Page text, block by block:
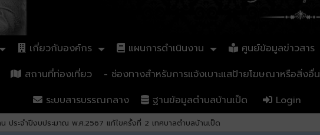
เกี่ยวกับองค์กร แผนการดำเนินงาน ศูนย์ข้อมูลข่าวสาร
สถานที่ท่องเที่ยว
- ช่องทางสำหรับการแจ้งเบาะแสป้ายโฆษณาหรือสิ่ง
ระบบสารบรรณกลาง
ฐานข้อมูลตำบลบ้านเป็ด Login
น ประจำปีงบประมาณ พ.ศ.2567 แก้ไขครั้งที่ 2 เทศบาลตำบลบ้านเป็ด